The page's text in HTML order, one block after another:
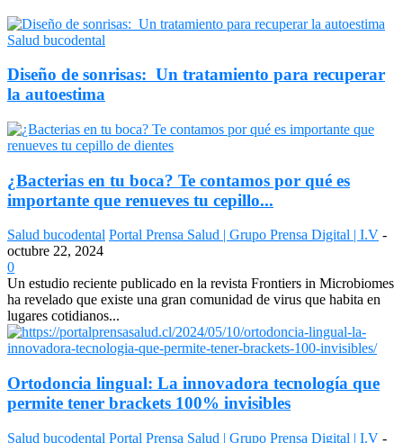
Salud bucodental
Diseño de sonrisas: Un tratamiento para recuperar
la autoestima
¿Bacterias en tu boca? Te contamos por qué es
importante que renueves tu cepillo...
Salud bucodental Portal Prensa Salud | Grupo Prensa Digital | I.V -
octubre 22, 2024
0
Un estudio reciente publicado en la revista Frontiers in Microbiomes
ha revelado que existe una gran comunidad de virus que habita en
lugares cotidianos...
Ortodoncia lingual: La innovadora tecnología que
permite tener brackets 100% invisibles
Salud bucodental Portal Prensa Salud | Grupo Prensa Digital | I.V -